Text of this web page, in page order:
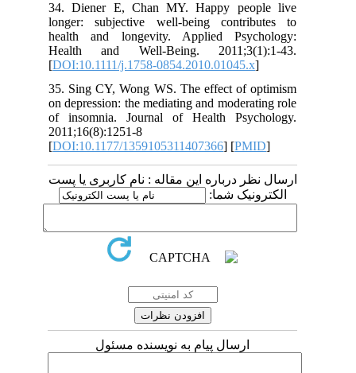
34. Diener E, Chan MY. Happy
longer: subjective well‐being
health and longevity. Applied
Health and Well‐Being.
[DOI:10.1111/j.1758-
35. Sing CY, Wong WS. The effect of
on depression: the mediating and
of insomnia. Journal of Health
[DOI:10.1177/1359105311407366
درباره این مقاله : نام کاربری یا پست
ارسال پیام به نویسنده مسئول